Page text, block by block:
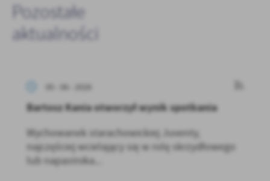
Pozostałe
aktualności
05 - 06 - 2026
Bartosz Kania otworzył wynik spotkania
Wychowanek starachowickiej Juventy,
najczęściej wcielający się w rolę skrzydłowego
lub napastnika...